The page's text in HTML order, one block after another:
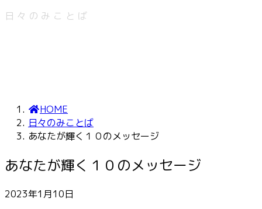
日々のみことば
HOME
日々のみことば
あなたが輝く１０のメッセージ
あなたが輝く１０のメッセージ
2023年1月10日